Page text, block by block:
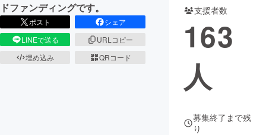
ドファンディングです。
ポスト
シェア
LINEで送る
URLコピー
埋め込み
QRコード
支援者数
163
人
募集終了まで残
り